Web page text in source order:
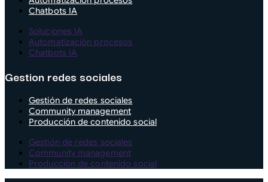
Chatbots IA
Soluciones IA
Automatización procesos
Chatbots IA
Gestion redes sociales
Gestión de redes sociales
Community management
Producción de contenido social
Gestión de redes sociales
Community management
Producción de contenido social